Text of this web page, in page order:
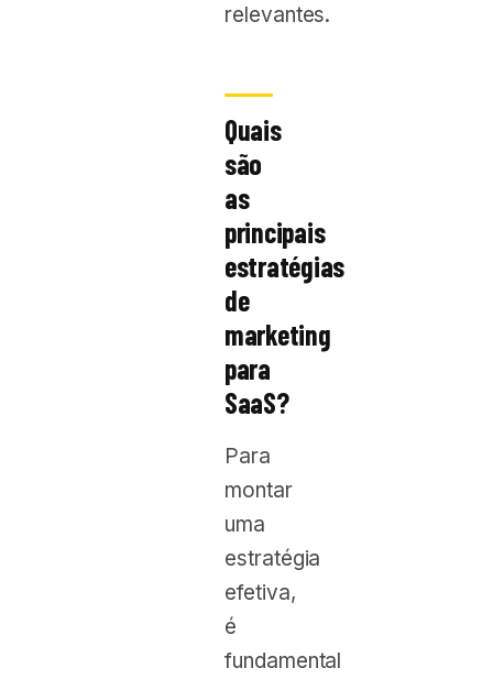
relevantes.
Quais
são
as
principais
estratégias
de
marketing
para
SaaS?
Para
montar
uma
estratégia
efetiva,
é
fundamental